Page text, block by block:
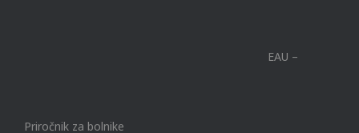
EAU –
Priročnik za bolnike